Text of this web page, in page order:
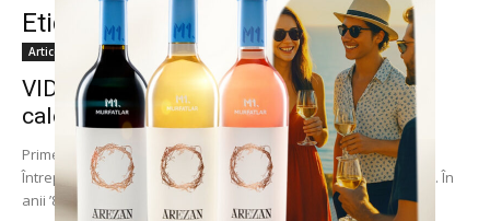
Etichetă: chima
Articole
VIDEO. O istorie fascinantă! Primele
calculatoare din China au fost româneşti
Primele calculatoare din China au fost româneşti, fabricate la
Întreprinderea de Calculatoare Electronice „Felix” din Bucureşti. În
anii ’80, România era al doilea stat...